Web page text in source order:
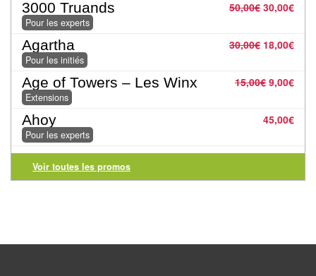
Pour
2
Joueurs
Ambiance
Coopératif
Gestion
Escape
50,00€ 30,00€
3000 Truands
Pour les experts
30,00€ 18,00€
Agartha
Pour les initiés
15,00€ 9,00€
Age of Towers – Les Winx
Extensions
45,00€
Ahoy
Pour les experts
Voir toutes les promos